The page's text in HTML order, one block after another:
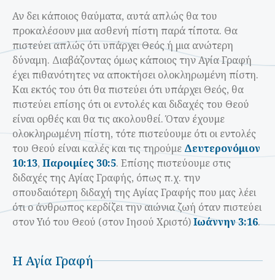
Αν δει κάποιος θαύματα, αυτά απλώς θα του
προκαλέσουν μια ασθενή πίστη παρά τίποτα. Θα
πιστεύει απλώς ότι υπάρχει Θεός ή μια ανώτερη
δύναμη. Διαβάζοντας όμως κάποιος την Αγία Γραφή
έχει πιθανότητες να αποκτήσει ολοκληρωμένη πίστη.
Και εκτός του ότι θα πιστεύει ότι υπάρχει Θεός, θα
πιστεύει επίσης ότι οι εντολές και διδαχές του Θεού
είναι ορθές και θα τις ακολουθεί. Όταν έχουμε
ολοκληρωμένη πίστη, τότε πιστεύουμε ότι οι εντολές
του Θεού είναι καλές και τις τηρούμε Δευτερονόμιον
10:13, Παροιμίες 30:5. Επίσης πιστεύουμε στις
διδαχές της Αγίας Γραφής, όπως π.χ. την
σπουδαιότερη διδαχή της Αγίας Γραφής που μας λέει
ότι ο άνθρωπος κερδίζει την αιώνια ζωή όταν πιστεύει
στον Υιό του Θεού (στον Ιησού Χριστό)Ιωάννην 3:16.
Η Αγία Γραφή